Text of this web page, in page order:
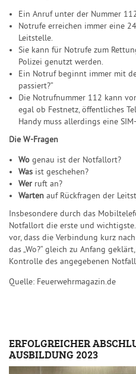
Ein Anruf unter der Nummer
Notrufe erreichen immer eine
Leitstelle.
Sie kann für Notrufe zum
Polizei genutzt werden.
Ein Notruf beginnt immer mit
passiert?“
Die Notrufnummer 112 kann
egal ob Festnetz, öffentliches
Handy muss allerdings eine
Die W-Fragen
Wo genau ist der Notfallort?
Was ist geschehen?
Wer ruft an?
Warten auf Rückfragen der
Insbesondere durch das
Notfallort die erste und
vor, dass die Verbindung kurz
das „Wo?“ gleich zu Anfang
Kontrolle des angegebenen
Quelle: Feuerwehrmagazin.de
ERFOLGREICHER
AUSBILDUNG 2023